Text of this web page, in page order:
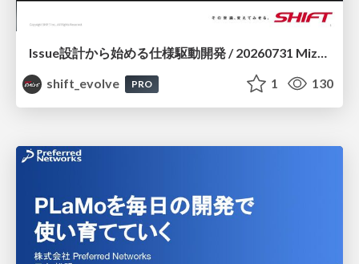
Issue設計から始める仕様駆動開発 / 20260731 Mizuki Hirata
shift_evolve
PRO 1 130